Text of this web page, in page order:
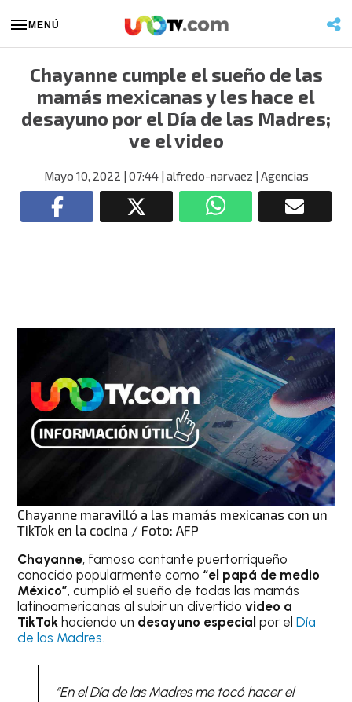
MENÚ
Chayanne cumple el sueño de las
mamás mexicanas y les hace el
desayuno por el Día de las Madres;
ve el video
Mayo 10, 2022 | 07:44| alfredo-narvaez | Agencias
Chayanne maravilló a las mamás mexicanas con un
TikTok en la cocina / Foto: AFP
Chayanne, famoso cantante puertorriqueño
conocido popularmente como “el papá de medio
México”, cumplió el sueño de todas las mamás
latinoamericanas al subir un divertidovideo a
TikTok haciendo un desayuno especial por elDía
de las Madres.
“En el Día de las Madres me tocó hacer el